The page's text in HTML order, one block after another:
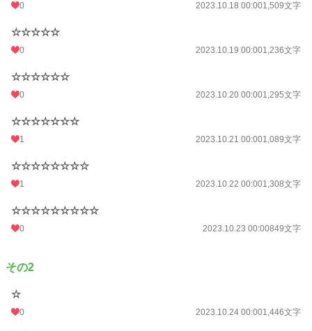
0 2023.10.18 00:001,509文字
☆☆☆☆☆
0 2023.10.19 00:001,236文字
☆☆☆☆☆☆
0 2023.10.20 00:001,295文字
☆☆☆☆☆☆☆
1 2023.10.21 00:001,089文字
☆☆☆☆☆☆☆☆
1 2023.10.22 00:001,308文字
☆☆☆☆☆☆☆☆☆
0 2023.10.23 00:00849文字
その2
☆
0 2023.10.24 00:001,446文字